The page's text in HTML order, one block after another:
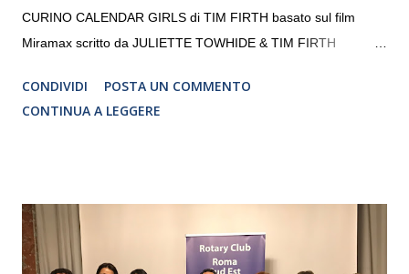
CURINO CALENDAR GIRLS di TIM FIRTH basato sul film
Miramax scritto da JULIETTE TOWHIDE & TIM FIRTH
CRISTINA PEZZOLI
CONDIVIDI
POSTA UN COMMENTO
CONTINUA A LEGGERE